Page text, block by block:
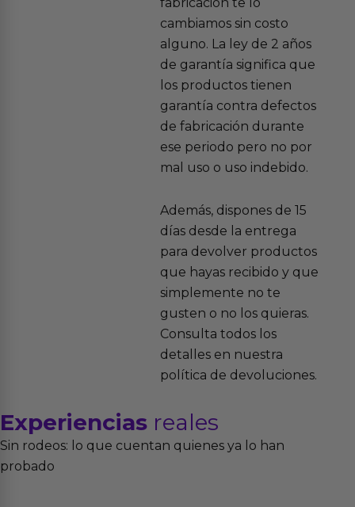
cambiamos sin costo
alguno. La ley de 2 años
de garantía significa que
los productos tienen
garantía contra defectos
de fabricación durante
ese periodo pero no por
mal uso o uso indebido.
Además, dispones de 15
días desde la entrega
para devolver productos
que hayas recibido y que
simplemente no te
gusten o no los quieras.
Consulta todos los
detalles en nuestra
política de devoluciones.
Experiencias reales
Sin rodeos: lo que cuentan quienes ya lo han
probado